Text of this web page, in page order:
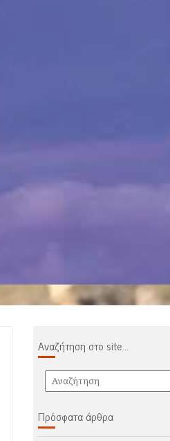
Αναζήτηση στο site…
Πρόσφατα άρθρα